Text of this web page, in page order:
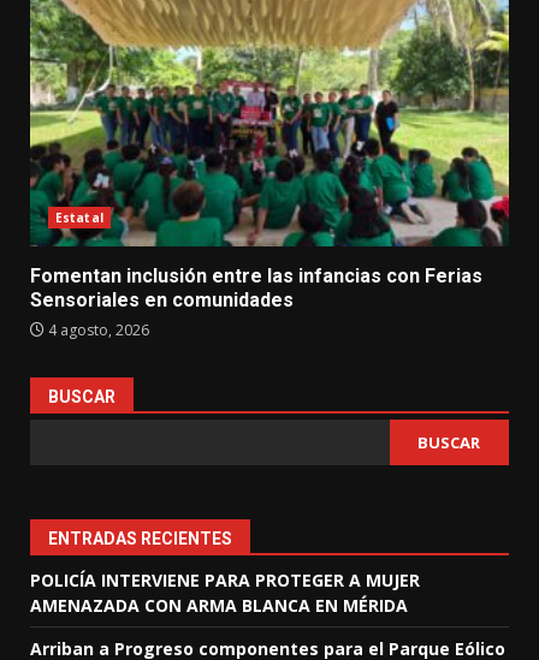
Estatal
Fomentan inclusión entre las infancias con Ferias
Sensoriales en comunidades
4 agosto, 2026
BUSCAR
BUSCAR
ENTRADAS RECIENTES
POLICÍA INTERVIENE PARA PROTEGER A MUJER
AMENAZADA CON ARMA BLANCA EN MÉRIDA
Arriban a Progreso componentes para el Parque Eólico